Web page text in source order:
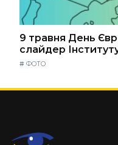
9 травня День
слайдер
# ФОТО